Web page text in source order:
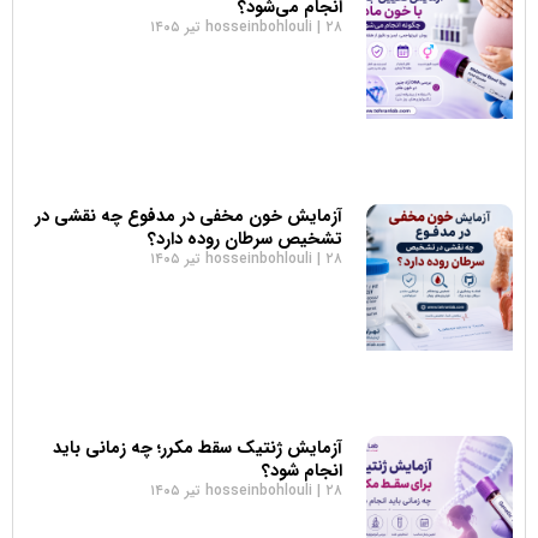
انجام می‌شود؟
hosseinbohlouli ۲۸ تیر ۱۴۰۵
آزمایش خون مخفی در مدفوع چه نقشی در
تشخیص سرطان روده دارد؟
hosseinbohlouli ۲۸ تیر ۱۴۰۵
آزمایش ژنتیک سقط مکرر؛ چه زمانی باید
انجام شود؟
hosseinbohlouli ۲۸ تیر ۱۴۰۵